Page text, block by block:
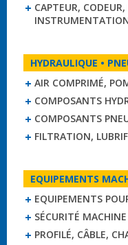
CAPTEUR, CODEUR,
HYDRAULIQUE •
AIR COMPRIMÉ,
COMPOSANTS
COMPOSANTS
FILTRATION,
EQUIPEMENTS
EQUIPEMENTS
SÉCURITÉ MACHINE
PROFILÉ, CÂBLE,